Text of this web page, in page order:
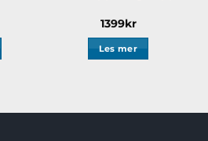
1399kr
Les mer